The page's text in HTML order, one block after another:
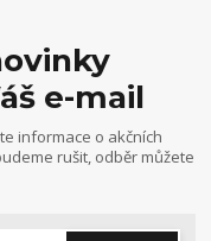
e-mail
informace o akčních
rušit, odběr můžete